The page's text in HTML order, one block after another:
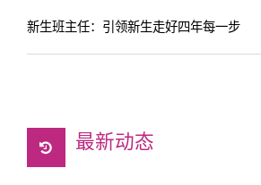
新生班主任：引领新生走好四年每一步
最新动态